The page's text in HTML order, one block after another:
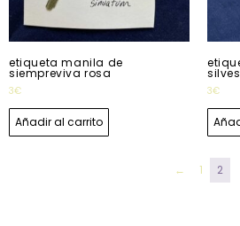
etiqueta manila de
siempreviva rosa
3€
Añadir al carrito
3€
← 1 2